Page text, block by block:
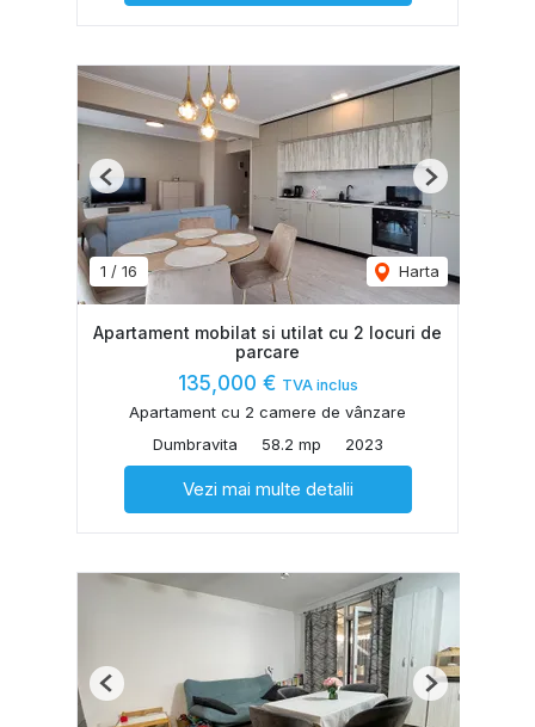
1 / 16 Harta
Previous Next
Apartament mobilat si utilat cu 2 locuri de
parcare
135,000 € TVA inclus
Apartament cu 2 camere de vânzare
Dumbravita
58.2 mp 2023
Vezi mai multe detalii
Previous Next